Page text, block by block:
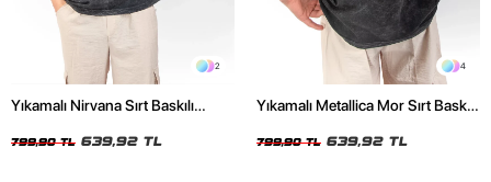
2
Yıkamalı Nirvana Sırt Baskılı
799,90 TL 639,92 TL
4
Yıkamalı Metallica Mor Sırt Baskılı
799,90 TL 639,92 TL